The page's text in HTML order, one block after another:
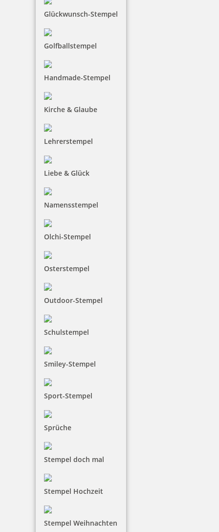
Glückwunsch-Stempel
Golfballstempel
Handmade-Stempel
Kirche & Glaube
Lehrerstempel
Liebe & Glück
Namensstempel
Olchi-Stempel
Osterstempel
Outdoor-Stempel
Schulstempel
Smiley-Stempel
Sport-Stempel
Sprüche
Stempel doch mal
Stempel Hochzeit
Stempel Weihnachten
Jetzt gestalten
Tasche Deluxebag schwarz für Prägezange Modell Ideal
8,26 €
54,47 €
Jetzt gestalten
Prägezangen Einsatz für Trodat Ideal Prägezange 41mm rund